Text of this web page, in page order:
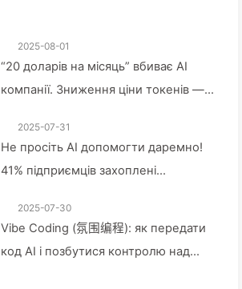
2025-08-01
“20 доларів на місяць” вбиває AI
компанії. Зниження ціни токенів —
2025-07-31
Не просіть AI допомогти даремно!
41% підприємців захоплені
повільно вчимося AI163
2025-07-30
Vibe Coding (氛围编程): як передати
код AI і позбутися контролю над